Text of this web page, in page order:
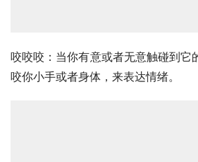
咬咬咬：当你有意或者无意触碰到它
咬你小手或者身体，来表达情绪。